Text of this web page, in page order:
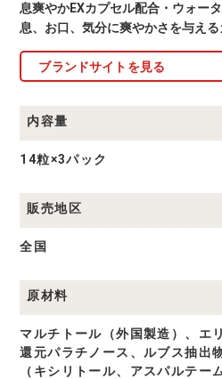
息爽やかEXカプセル配合・ウォー
息、お口、気分に爽やかさを与える
ブランドサイトを見る
内容量
14粒×3パック
販売地区
全国
原材料
マルチトール（外国製造）、エ
還元パラチノース、ルブス抽出
（キシリトール、アスパルテ